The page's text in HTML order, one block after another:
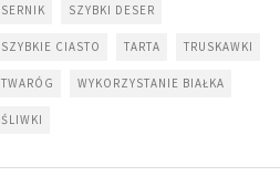
SERNIK SZYBKI DESER
SZYBKIE CIASTO TARTA TRUSKAWKI
TWARÓG WYKORZYSTANIE BIAŁKA
ŚLIWKI